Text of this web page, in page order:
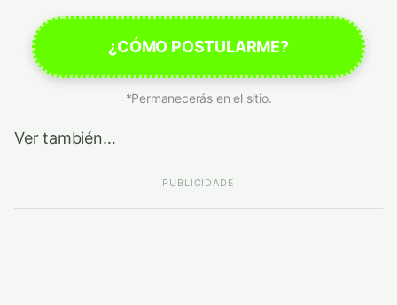
¿CÓMO POSTULARME?
*Permanecerás en el sitio.
Ver también…
PUBLICIDADE